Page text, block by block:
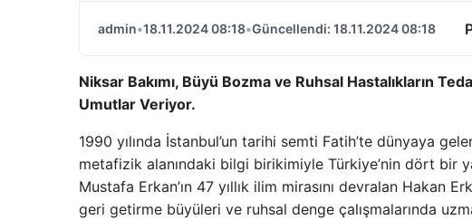
admin•18.11.2024 08:18•Güncellendi: 18.11.2024 08:18
Niksar Bakımı, Büyü Bozma ve Ruhsal Hastalıkların
Umutlar Veriyor.
1990 yılında İstanbul’un tarihi semti Fatih’te dünyaya
metafizik alanındaki bilgi birikimiyle Türkiye’nin dört bir
Mustafa Erkan’ın 47 yıllık ilim mirasını devralan Hakan
geri getirme büyüleri ve ruhsal denge çalışmalarında